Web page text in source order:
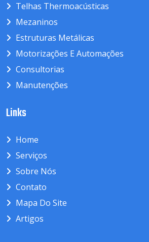
Telhas Thermoacústicas
Mezaninos
Estruturas Metálicas
Motorizações E Automações
Consultorias
Manutenções
Links
Home
Serviços
Sobre Nós
Contato
Mapa Do Site
Artigos